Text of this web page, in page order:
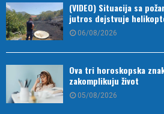
(VIDEO) Situacija sa
jutros dejstvuje
06/08/2026
Ova tri horoskopska
zakomplikuju život
05/08/2026